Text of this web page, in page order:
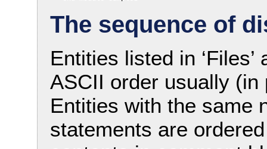
The sequence of
Entities listed in ‘Files’
ASCII order usually
Entities with the same
statements are